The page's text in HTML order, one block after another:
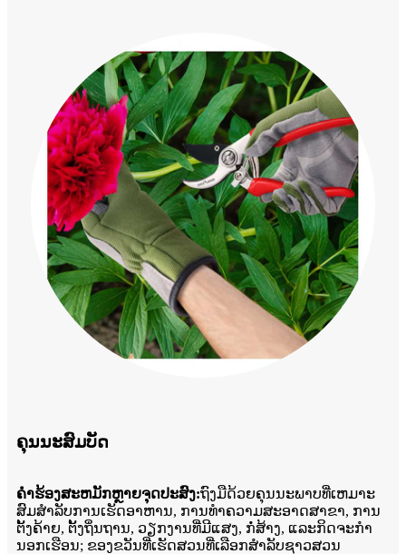
ຄຸນນະສົມບັດ
ຄໍາຮ້ອງສະຫມັກຫຼາຍຈຸດປະສົງ:ຖົງມືດ້ວຍຄຸນນະພາບທີ່ເຫມາະ
ສົມສໍາລັບການເຮັດອາຫານ, ການທໍາຄວາມສະອາດສາຂາ, ການ
ຕັ້ງຄ້າຍ, ຕັ້ງຖິ່ນຖານ, ວຽກງານທີ່ມີແສງ, ກໍ່ສ້າງ, ແລະກິດຈະກໍາ
ນອກເຮືອນ; ຂອງຂວັນທີ່ເຮັດສວນທີ່ເລືອກສໍາລັບຊາວສວນ